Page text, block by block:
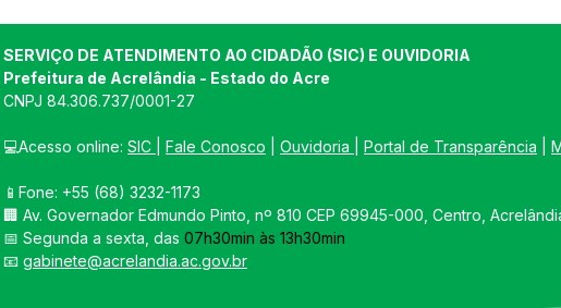
PREFEITO GRAIA FAZ VISITA
A PRODUTORES RURAIS
PARA CONHECER MELHOR
A PRODUÇÃO E AS
Prefeitura de
intensifica
SERVIÇO DE ATENDIMENTO AO CIDADÃO (SIC) E OUVIDORIA
Prefeitura de Acrelândia - Estado do Acre
CNPJ 84.306.737/0001-27
💻Acesso online: SIC Fale Conosco Ouvidoria Portal de Transparência
📱Fone: +55 (68) 3232-1173
🏢 Av. Governador Edmundo Pinto, nº 810 CEP 69945-000, Centro,
📅 Segunda a sexta, das 07h30min às 13h30min
📧 gabinete@acrelandia.ac.gov.br